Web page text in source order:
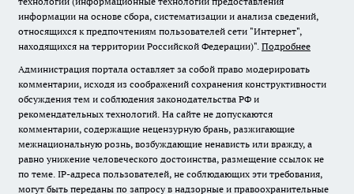
информации на основе сбора, систематизации и анализа сведений,
относящихся к предпочтениям пользователей сети "Интернет",
находящихся на территории Российской Федерации)". Подробнее
Администрация портала оставляет за собой право модерировать
комментарии, исходя из соображений сохранения конструктивности
обсуждения тем и соблюдения законодательства РФ и
рекомендательных технологий. На сайте не допускаются
комментарии, содержащие нецензурную брань, разжигающие
межнациональную рознь, возбуждающие ненависть или вражду, а
равно унижение человеческого достоинства, размещение ссылок не
по теме. IP-адреса пользователей, не соблюдающих эти требования,
могут быть переданы по запросу в надзорные и правоохранительные